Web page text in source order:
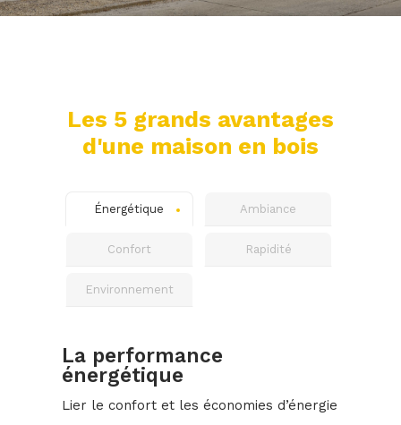
Les 5 grands avantages
d'une maison en bois
Énergétique Ambiance
Confort Rapidité
Environnement
La performance
énergétique
Lier le confort et les économies d’énergie